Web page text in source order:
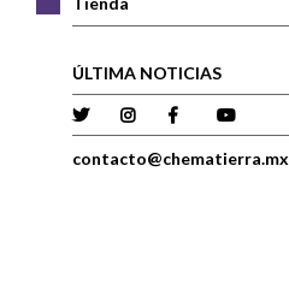
ÚLTIMA NOTICIAS
contacto@chematierra.mx